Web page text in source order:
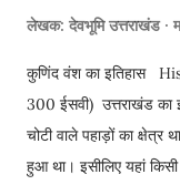
लेखक: देवभूमि उत्तराखंड
कुणिंद वंश का इतिहास
300 ईसवी) उत्तराखंड
चोटी वाले पहाड़ों का क्षेत्र
हुआ था। इसीलिए यहां किसी